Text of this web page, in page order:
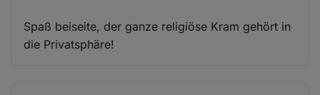
Spaß beiseite, der ganze religiöse Kram gehört in
die Privatsphäre!